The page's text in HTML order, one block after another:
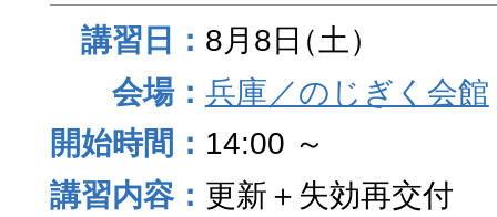
8月8日（土）
兵庫／のじぎく会館
14:00 ～
更新＋失効再交付